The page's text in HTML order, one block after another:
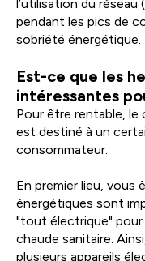
l’utilisation du
pendant les pics de
sobriété énergétique.
Est-ce que les
intéressantes
Pour être rentable, le
est destiné à un
consommateur.
En premier lieu, vous
énergétiques sont
"tout électrique" pour
chaude sanitaire.
plusieurs appareils